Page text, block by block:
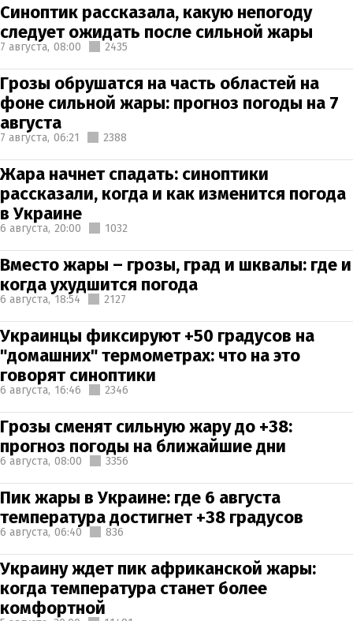
Синоптик рассказала, какую непогоду
следует ожидать после сильной жары
7 августа, 08:00 2435
Грозы обрушатся на часть областей на
фоне сильной жары: прогноз погоды на 7
августа
7 августа, 06:21 2388
Жара начнет спадать: синоптики
рассказали, когда и как изменится погода
в Украине
6 августа, 20:00 1032
Вместо жары – грозы, град и шквалы: где и
когда ухудшится погода
6 августа, 18:54 2127
Украинцы фиксируют +50 градусов на
"домашних" термометрах: что на это
говорят синоптики
6 августа, 16:46 2346
Грозы сменят сильную жару до +38:
прогноз погоды на ближайшие дни
6 августа, 08:00 3356
Пик жары в Украине: где 6 августа
температура достигнет +38 градусов
6 августа, 06:40 836
Украину ждет пик африканской жары:
когда температура станет более
комфортной